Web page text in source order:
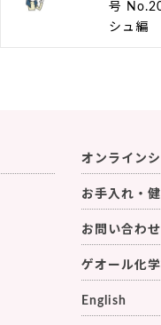
号
シュ編
オンライン
お手入れ・
お問い合わせ
ゲオール化
English